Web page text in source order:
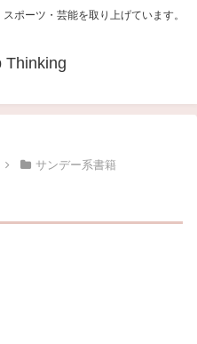
ポーツ・芸能を取り上げています。
Thinking
サンデー系書籍